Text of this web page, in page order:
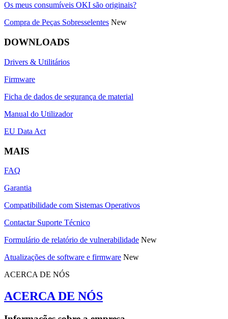
Os meus consumíveis OKI são originais?
Compra de Peças Sobresselentes New
DOWNLOADS
Drivers & Utilitários
Firmware
Ficha de dados de segurança de material
Manual do Utilizador
EU Data Act
MAIS
FAQ
Garantia
Compatibilidade com Sistemas Operativos
Contactar Suporte Técnico
Formulário de relatório de vulnerabilidade New
Atualizações de software e firmware New
ACERCA DE NÓS
ACERCA DE NÓS